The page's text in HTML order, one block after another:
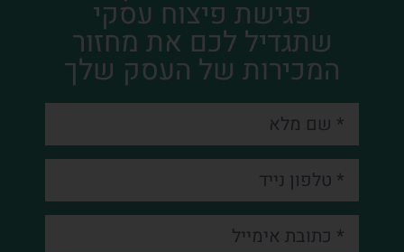
פגישת פיצוח עסקי
שתגדיל לכם את מחזור
המכירות של העסק שלך